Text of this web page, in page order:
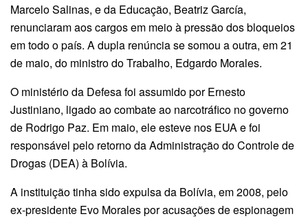
Marcelo Salinas, e da Educação, Beatriz García,
renunciaram aos cargos em meio à pressão dos bloqueios
em todo o país. A dupla renúncia se somou a outra, em 21
de maio, do ministro do Trabalho, Edgardo Morales.
O ministério da Defesa foi assumido por Ernesto
Justiniano, ligado ao combate ao narcotráfico no governo
de Rodrigo Paz. Em maio, ele esteve nos EUA e foi
responsável pelo retorno da Administração do Controle de
Drogas (DEA) à Bolívia.
A instituição tinha sido expulsa da Bolívia, em 2008, pelo
ex-presidente Evo Morales por acusações de espionagem